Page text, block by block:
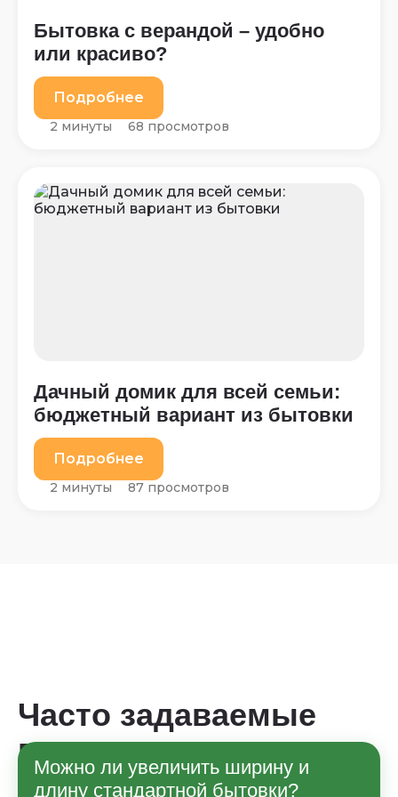
Бытовка с верандой – удобно
или красиво?
Подробнее
2 минуты 68 просмотров
Дачный домик для всей семьи:
бюджетный вариант из бытовки
Подробнее
2 минуты 87 просмотров
Часто задаваемые
вопросы
Можно ли увеличить ширину и
длину стандартной бытовки?